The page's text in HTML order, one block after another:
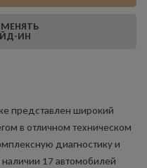
ИН
представлен широкий
в отличном техническом
диагностику и
17 автомобилей